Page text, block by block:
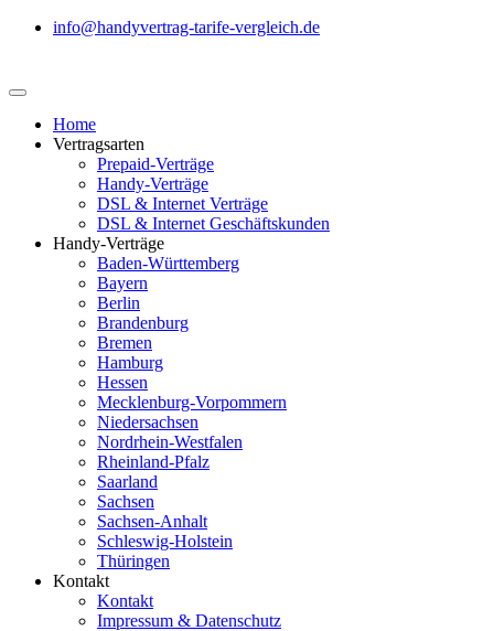
info@handyvertrag-tarife-vergleich.de
Home
Vertragsarten
Prepaid-Verträge
Handy-Verträge
DSL & Internet Verträge
DSL & Internet Geschäftskunden
Handy-Verträge
Baden-Württemberg
Bayern
Berlin
Brandenburg
Bremen
Hamburg
Hessen
Mecklenburg-Vorpommern
Niedersachsen
Nordrhein-Westfalen
Rheinland-Pfalz
Saarland
Sachsen
Sachsen-Anhalt
Schleswig-Holstein
Thüringen
Kontakt
Kontakt
Impressum & Datenschutz